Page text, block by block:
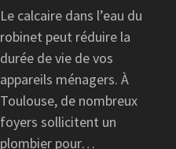
Le calcaire dans l’eau du
robinet peut réduire la
durée de vie de vos
appareils ménagers. À
Toulouse, de nombreux
foyers sollicitent un
plombier pour…